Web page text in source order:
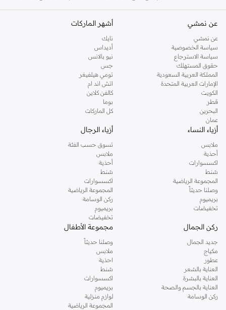
كنت تقومين بتجديد خزانة ملابسك الملائمة للعمل، البحث عن فستان مثالي للحفلات او
اليه.
تسوقي دوروثي بيركنز اون لاين مسقط
تسوقي دوروثي بيركنز اون لاين من نمشي واستمتعي باكثر من الف ستايل من مجموعة
دوروثي بيركنز الشهيرة. تصفحي المجموعة كاملة في متجر دوروثي بيركنز اون لاين او
استخدمي القائمة لتحديد تجربة تسوق دوروثي بيركنز اون لاين. خدمة التوصيل السريعة
والدعم الاستثنائي يضمن لك تجربة تسوق ممتعة دائما مع نمشي.
عن نمشي
عن نمشي
سياسة الخصوصية
سياسة الاسترجاع
حقوق المستهلك
المملكة العربية السعودية
الإمارات العربية المتحدة
الكويت
قطر
البحرين
عمان
أشهر الماركات
نايك
أديداس
نيو بالانس
جس
تومي هيلفيغر
اتش اند ام
كالفن كلاين
بوما
كل الماركات
أزياء النساء
ملابس
أحذية
اكسسوارات
شنط
المجموعة الرياضية
وصلنا حديثاً
بريميوم
تخفيضات
أزياء الرجال
تسوق حسب الفئة
ملابس
أحذية
شنط
اكسسوارات
المجموعة الرياضية
ركن الوسامة
بريميوم
تخفيضات
ركن الجمال
جديد الجمال
مكياج
عطور
العناية بالشعر
العناية بالبشرة
العناية بالجسم والصحة
ركن الوسامة
مجموعة الأطفال
وصلنا حديثاً
ملابس
احذية
شنط
اكسسوارات
بريميوم
لوازم منزلية
المجموعة الرياضية